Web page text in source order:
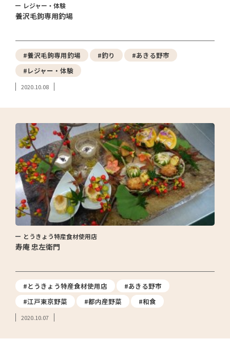
レジャー・体験
養沢毛鉤専用釣場
#養沢毛鉤専用釣場 #釣り
#あきる野市
#レジャー・体験
2020.10.08
とうきょう特産食材使用店
寿庵 忠左衛門
#とうきょう特産食材使用店
#あきる野市
#江戸東京野菜
#都内産野菜 #和食
2020.10.07